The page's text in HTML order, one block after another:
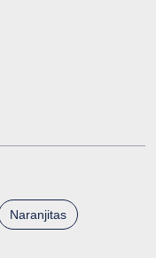
Naranjitas